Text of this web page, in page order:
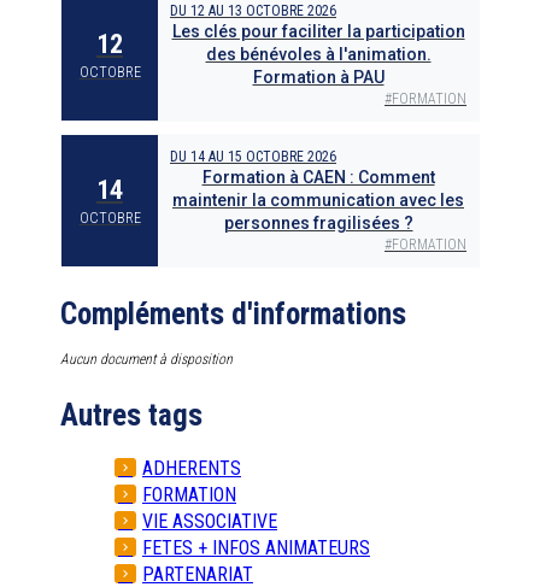
12
OCTOBRE
DU 12 AU 13 OCTOBRE 2026
Les clés pour faciliter la participation
des bénévoles à l'animation.
Formation à PAU
#FORMATION
14
OCTOBRE
DU 14 AU 15 OCTOBRE 2026
Formation à CAEN : Comment
maintenir la communication avec les
personnes fragilisées ?
#FORMATION
Compléments d'informations
Aucun document à disposition
Autres tags
ADHERENTS
FORMATION
VIE ASSOCIATIVE
FETES + INFOS ANIMATEURS
PARTENARIAT